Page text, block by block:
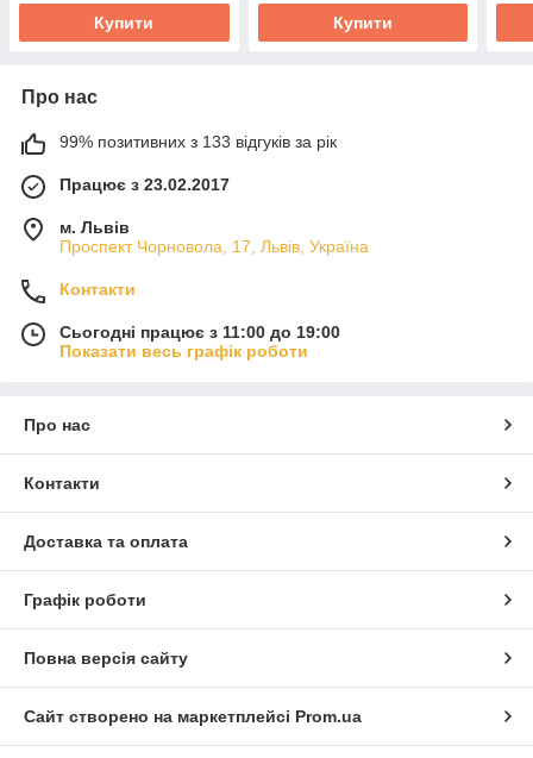
Купити Купити
Про нас
99% позитивних з 133 відгуків за рік
Працює з 23.02.2017
м. Львів
Проспект Чорновола, 17, Львів, Україна
Контакти
Сьогодні працює з 11:00 до 19:00
Показати весь графік роботи
Про нас
Контакти
Доставка та оплата
Графік роботи
Повна версія сайту
Сайт створено на маркетплейсі Prom.ua